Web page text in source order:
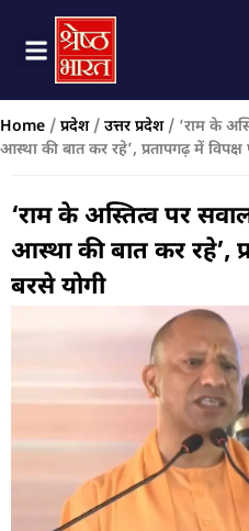
Home / प्रदेश/ उत्तर प्रदेश/ ‘राम के
आस्था की बात कर रहे’, प्रतापगढ़ में विपक्ष
‘राम के अस्तित्व पर
आस्था की बात कर रहे’,
बरसे योगी